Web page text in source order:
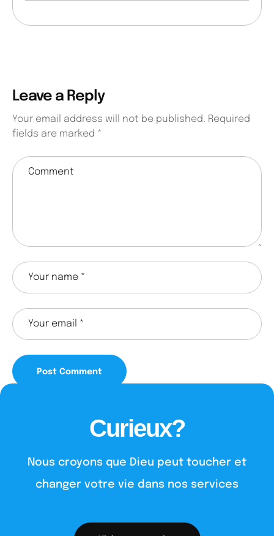
Leave a Reply
Your email address will not be published. Required
fields are marked *
Curieux?
Nous croyons que Dieu peut toucher et
changer votre vie dans nos services